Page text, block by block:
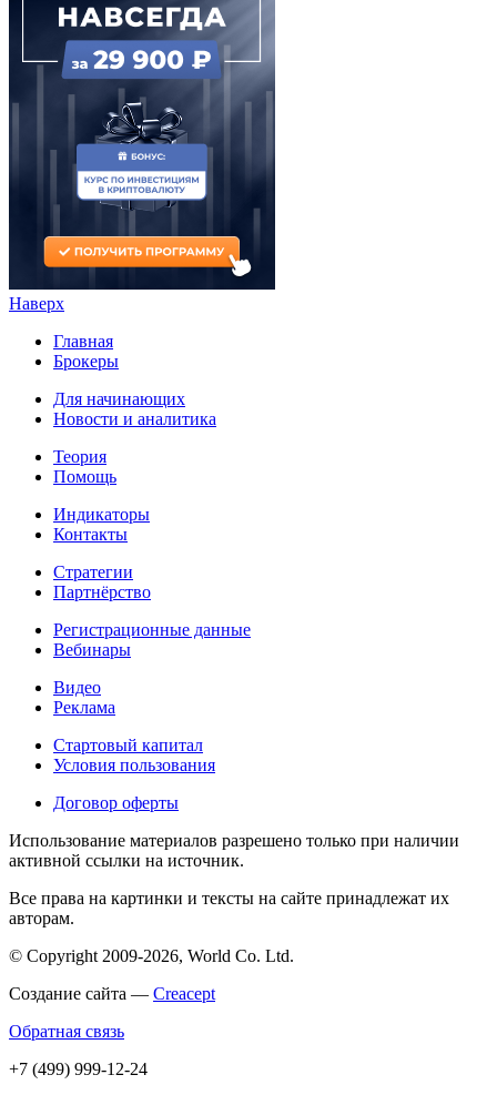
Наверх
Главная
Брокеры
Для начинающих
Новости и аналитика
Теория
Помощь
Индикаторы
Контакты
Стратегии
Партнёрство
Регистрационные данные
Вебинары
Видео
Реклама
Стартовый капитал
Условия пользования
Договор оферты
Использование материалов разрешено только при наличии
активной ссылки на источник.
Все права на картинки и тексты на сайте принадлежат их
авторам.
© Copyright 2009-2026, World Co. Ltd.
Создание сайта — Creacept
Обратная связь
+7 (499) 999-12-24